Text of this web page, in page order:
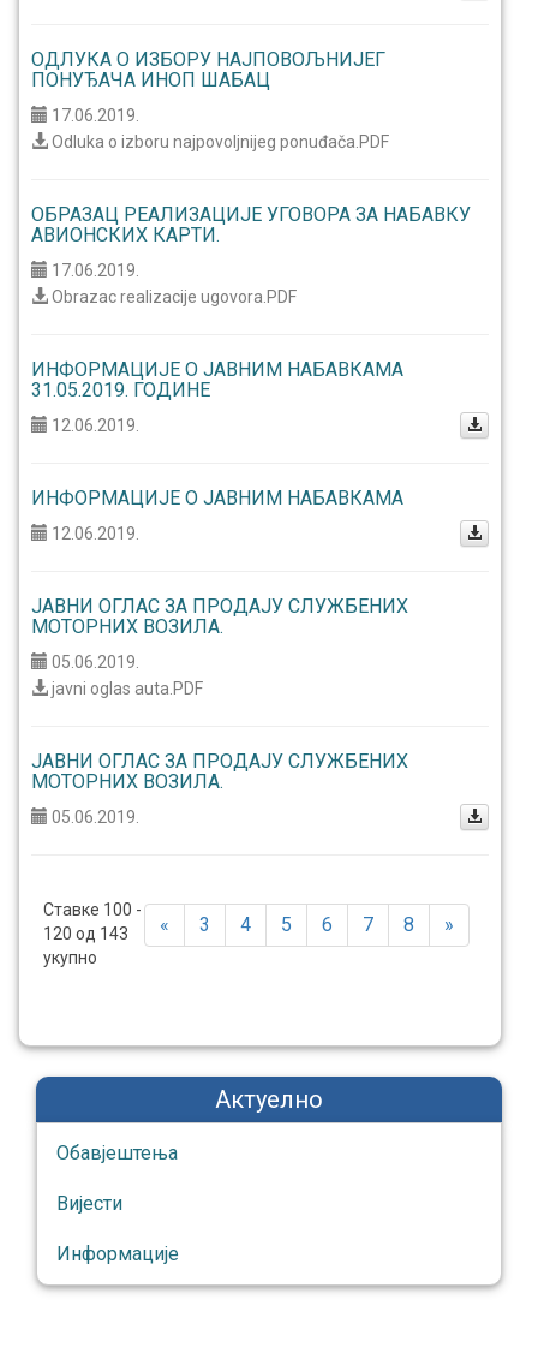
ОДЛУКА О ИЗБОРУ НАЈПОВОЉНИЈЕГ
ПОНУЂАЧА ИНОП ШАБАЦ
17.06.2019.
Odluka o izboru najpovoljnijeg ponuđača.PDF
ОБРАЗАЦ РЕАЛИЗАЦИЈЕ УГОВОРА ЗА НАБАВКУ
АВИОНСКИХ КАРТИ.
17.06.2019.
Obrazac realizacije ugovora.PDF
ИНФОРМАЦИЈЕ О ЈАВНИМ НАБАВКАМА
31.05.2019. ГОДИНЕ
12.06.2019.
ИНФОРМАЦИЈЕ О ЈАВНИМ НАБАВКАМА
12.06.2019.
ЈАВНИ ОГЛАС ЗА ПРОДАЈУ СЛУЖБЕНИХ
МОТОРНИХ ВОЗИЛА.
05.06.2019.
javni oglas auta.PDF
ЈАВНИ ОГЛАС ЗА ПРОДАЈУ СЛУЖБЕНИХ
МОТОРНИХ ВОЗИЛА.
05.06.2019.
« 3 4 5 6 7 8 »
Ставке 100 -
120 од 143
укупно
Актуелно
Обавјештења
Вијести
Информације